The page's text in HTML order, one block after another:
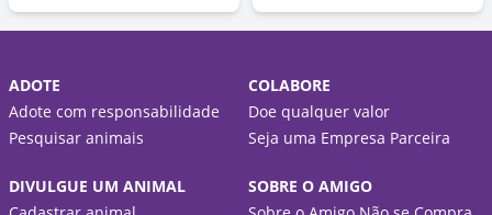
ADOTE
Adote com responsabilidade
Pesquisar animais
COLABORE
Doe qualquer valor
Seja uma Empresa Parceira
DIVULGUE UM ANIMAL
SOBRE O AMIGO